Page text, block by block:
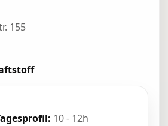
155
10 - 12h